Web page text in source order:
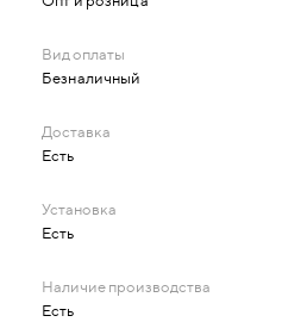
Безналичный
Есть
Есть
Есть